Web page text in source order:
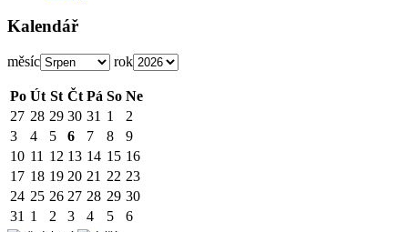
Kalendář
měsíc rok
Po Út St Čt Pá So Ne
27 28 29 30 31 1
2
3
4 5 6 7 8
9
10 11 12 13 14 15 16
17 18 19 20 21 22 23
24 25 26 27 28 29 30
31 1 2 3 4 5 6